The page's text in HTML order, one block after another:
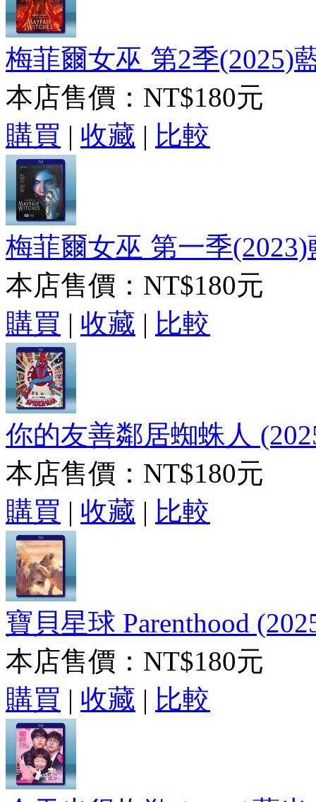
梅菲爾女巫 第2季(2025)
本店售價： NT$180元
購買 | 收藏 | 比較
梅菲爾女巫 第一季
本店售價： NT$180元
購買 | 收藏 | 比較
你的友善鄰居蜘蛛人
本店售價： NT$180元
購買 | 收藏 | 比較
寶貝星球 Parenthood
本店售價： NT$180元
購買 | 收藏 | 比較